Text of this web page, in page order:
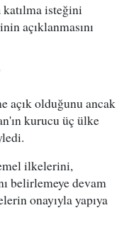
isteğini
açıklanmasını
açık olduğunu ancak
kurucu üç ülke
ilkelerini,
belirlemeye devam
onayıyla yapıya